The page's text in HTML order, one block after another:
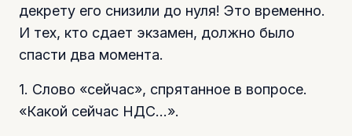
декрету его снизили до нуля! Это временно.
И тех, кто сдает экзамен, должно было
спасти два момента.
1. Слово «сейчас», спрятанное в вопросе.
«Какой сейчас НДС…».